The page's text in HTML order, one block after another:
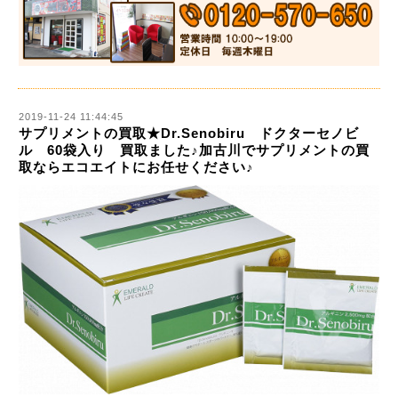
2019-11-24 11:44:45
サプリメントの買取★Dr.Senobiru ドクターセノビ
ル 60袋入り 買取ました♪加古川でサプリメントの買
取ならエコエイトにお任せください♪